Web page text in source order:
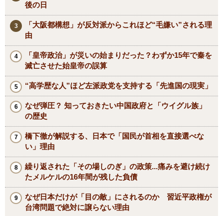
後の日
「大阪都構想」が反対派からこれほど“毛嫌い”される理
由
「皇帝政治」が災いの始まりだった？わずか15年で秦を
滅亡させた始皇帝の誤算
“高学歴な人”ほど左派政党を支持する「先進国の現実」
なぜ弾圧？ 知っておきたい中国政府と「ウイグル族」
の歴史
橋下徹が解説する、日本で「国民が首相を直接選べな
い」理由
繰り返された「その場しのぎ」の政策...痛みを避け続け
たメルケルの16年間が残した負債
なぜ日本だけが「目の敵」にされるのか 習近平政権が
台湾問題で絶対に譲らない理由